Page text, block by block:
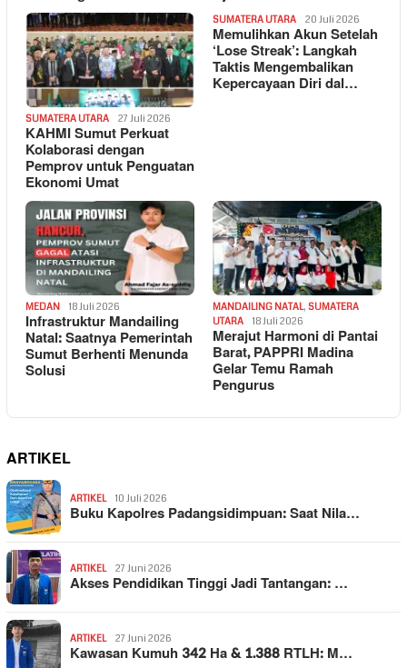
SUMATERA UTARA 27 Juli 2026
KAHMI Sumut Perkuat
Kolaborasi dengan
Pemprov untuk Penguatan
Ekonomi Umat
SUMATERA UTARA 20 Juli 2026
Memulihkan Akun Setelah
‘Lose Streak’: Langkah
Taktis Mengembalikan
Kepercayaan Diri dal…
MEDAN 18 Juli 2026
Infrastruktur Mandailing
Natal: Saatnya Pemerintah
Sumut Berhenti Menunda
Solusi
MANDAILING NATAL, SUMATERA
UTARA
18 Juli 2026
Merajut Harmoni di Pantai
Barat, PAPPRI Madina
Gelar Temu Ramah
Pengurus
ARTIKEL
ARTIKEL 10 Juli 2026
Buku Kapolres Padangsidimpuan: Saat Nila…
ARTIKEL 27 Juni 2026
Akses Pendidikan Tinggi Jadi Tantangan: …
ARTIKEL 27 Juni 2026
Kawasan Kumuh 342 Ha & 1.388 RTLH: M…